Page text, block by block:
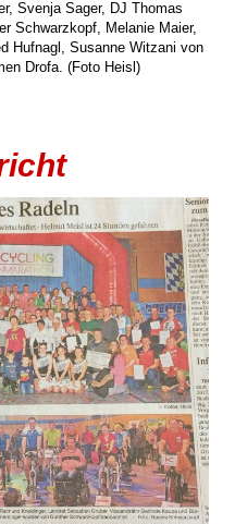
Svenja Sager, DJ Thomas
Schwarzkopf, Melanie Maier,
Hufnagl, Susanne Witzani von
Drofa. (Foto Heisl)